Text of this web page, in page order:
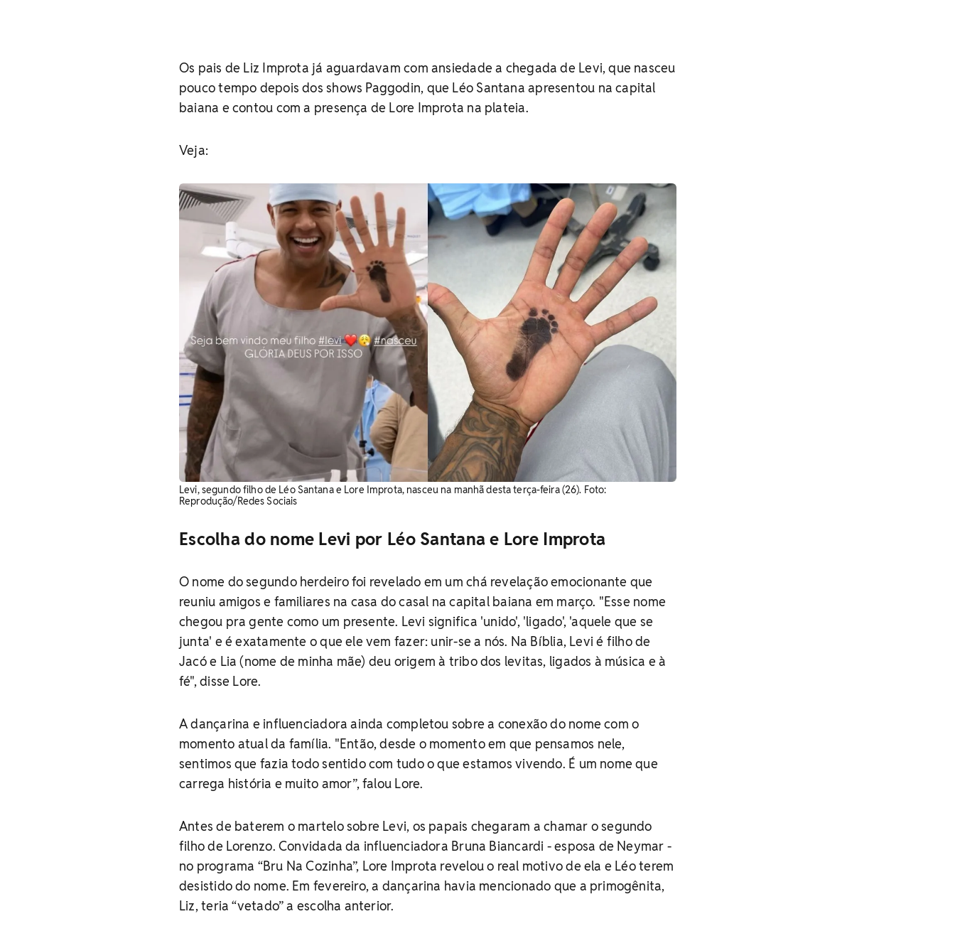
Os pais de Liz Improta já aguardavam com ansiedade a chegada de Levi, que nasceu
pouco tempo depois dos shows Paggodin, que Léo Santana apresentou na capital
baiana e contou com a presença de Lore Improta na plateia.
Veja:
Levi, segundo filho de Léo Santana e Lore Improta, nasceu na manhã desta terça-feira (26). Foto:
Reprodução/Redes Sociais
Escolha do nome Levi por Léo Santana e Lore Improta
O nome do segundo herdeiro foi revelado em um chá revelação emocionante que
reuniu amigos e familiares na casa do casal na capital baiana em março. "Esse nome
chegou pra gente como um presente. Levi significa 'unido', 'ligado', 'aquele que se
junta' e é exatamente o que ele vem fazer: unir-se a nós. Na Bíblia, Levi é filho de
Jacó e Lia (nome de minha mãe) deu origem à tribo dos levitas, ligados à música e à
fé", disse Lore.
A dançarina e influenciadora ainda completou sobre a conexão do nome com o
momento atual da família. "Então, desde o momento em que pensamos nele,
sentimos que fazia todo sentido com tudo o que estamos vivendo. É um nome que
carrega história e muito amor”, falou Lore.
Antes de baterem o martelo sobre Levi, os papais chegaram a chamar o segundo
filho de Lorenzo. Convidada da influenciadora Bruna Biancardi - esposa de Neymar -
no programa “Bru Na Cozinha”, Lore Improta revelou o real motivo de ela e Léo terem
desistido do nome. Em fevereiro, a dançarina havia mencionado que a primogênita,
Liz, teria “vetado” a escolha anterior.